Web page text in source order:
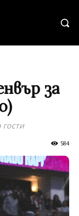
за
584